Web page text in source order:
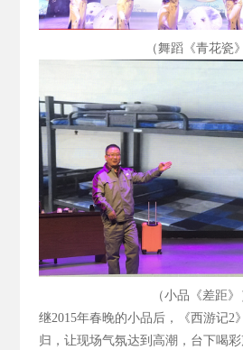
（舞蹈《青花瓷
（小品《差距》
继2015年春晚的小品后，《西游记2
归，让现场气氛达到高潮，台下喝